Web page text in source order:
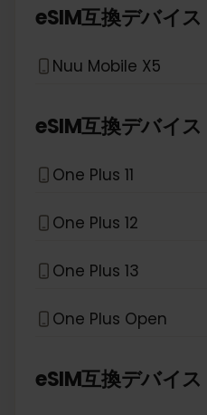
eSIM互換デバイス
Nuu Mobile X5
eSIM互換デバイス
One Plus 11
One Plus 12
One Plus 13
One Plus Open
eSIM互換デバイス